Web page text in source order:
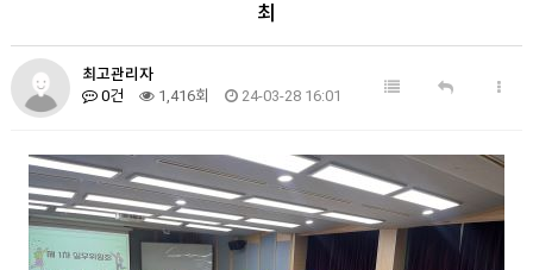
최
최고관리자
0건
1,416회 24-03-28 16:01